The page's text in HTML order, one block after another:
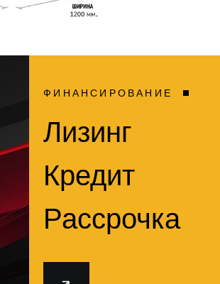
ФИНАНСИРОВАНИЕ
Лизинг
Кредит
Рассрочка